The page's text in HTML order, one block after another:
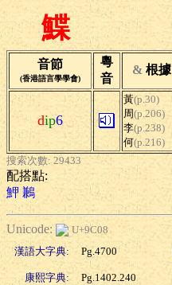
鰈
音節
(香港語言學學會)
粵
音
& 根據
dip6
黃(p.30)
周(p.206)
李(p.238)
何(p.216)
搜索次數: 29433
配搭點:
魻 鶼
Unicode:
U+9C08
漢語大字典:
Pg.4700
康熙字典: Pg.1402.240